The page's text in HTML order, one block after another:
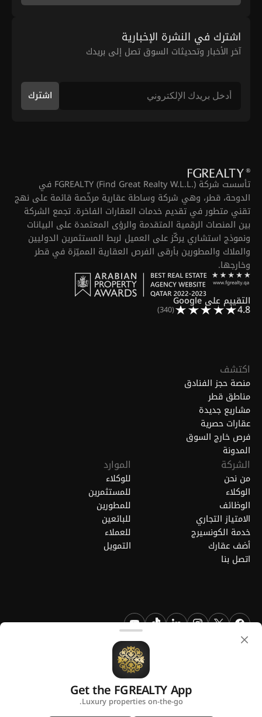
اشترك في النشرة الإخبارية
آخر الأخبار وتحديثات السوق تصل إلى بريدك
اشترك
تأسست شركة FGREALTY (Find Great Realty W.L.L.) في
الدوحة، قطر، وهي شركة وساطة عقارية مرخّصة قائمة على نهج
تقني متطور في تقديم خدمات العقارات الفاخرة. تجمع الشركة
بين المنصات الرقمية المتقدمة والرؤى المعتمدة على البيانات
ونموذج استشاري يركّز على العميل لربط المستثمرين الدوليين
والملاك والمطورين بأرقى الفرص العقارية المميّزة في قطر
وخارجها.
التقييم على Google
4.8
(340)
اكتشف
منصة حجز الفنادق
مناطق قطر
مشاريع جديدة
عقارات حصرية
فرص خارج السوق
المدونة
الشركة
من نحن
الوكلاء
الوظائف
الامتياز التجاري
خدمة الكونسيرج
أضف عقارك
اتصل بنا
الموارد
للوكلاء
للمستثمرين
للمطورين
للبائعين
للعملاء
التمويل
هي علامة تجارية مسجلة لشركة فايند جريت ريالتي ذ.م.م قطر.
الشروط والأحكاماستخدام ملفات تعريف الارتباط
Get the FGREALTY App
Luxury properties on-the-go.